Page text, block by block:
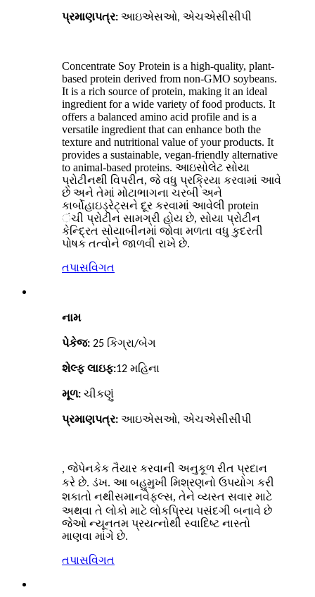
પ્રમાણપત્ર: આઇએસઓ, એચએસીસીપી
Concentrate Soy Protein is a high-quality, plant-
based protein derived from non-GMO soybeans.
It is a rich source of protein, making it an ideal
ingredient for a wide variety of food products. It
offers a balanced amino acid profile and is a
versatile ingredient that can enhance both the
texture and nutritional value of your products. It
provides a sustainable, vegan-friendly alternative
to animal-based proteins. આઇસોલેટ સોયા
પ્રોટીનથી વિપરીત, જે વધુ પ્રક્રિયા કરવામાં આવે
છે અને તેમાં મોટાભાગના ચરબી અને
કાર્બોહાઇડ્રેટ્સને દૂર કરવામાં આવેલી protein
ંચી પ્રોટીન સામગ્રી હોય છે, સોયા પ્રોટીન
કેન્દ્રિત સોયાબીનમાં જોવા મળતા વધુ કુદરતી
પોષક તત્વોને જાળવી રાખે છે.
તપાસવિગત
નામ
પેકેજ: 25 કિગ્રા/બેગ
શેલ્ફ લાઇફ:12 મહિના
મૂળ: ચીકણું
પ્રમાણપત્ર: આઇએસઓ, એચએસીસીપી
, જેપેનકેક તૈયાર કરવાની અનુકૂળ રીત પ્રદાન
કરે છે. ડંખ. આ બહુમુખી મિશ્રણનો ઉપયોગ કરી
શકાતો નથીસમાનવેફલ્સ, તેને વ્યસ્ત સવાર માટે
અથવા તે લોકો માટે લોકપ્રિય પસંદગી બનાવે છે
જેઓ ન્યૂનતમ પ્રયત્નોથી સ્વાદિષ્ટ નાસ્તો
માણવા માંગે છે.
તપાસવિગત